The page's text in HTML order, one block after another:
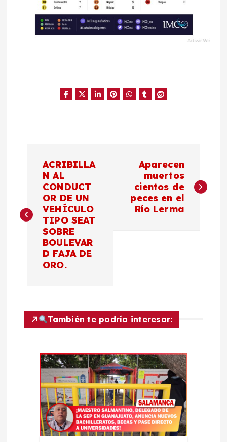
v
e
c
ACRIBILLA
N AL
CONDUCT
OR DE UN
VEHÍCULO
TIPO SEAT
SOBRE
BOULEVAR
D FAJA DE
ORO.
Aparecen
muertos
cientos de
peces en el
Río Lerma
También te podría interesar: